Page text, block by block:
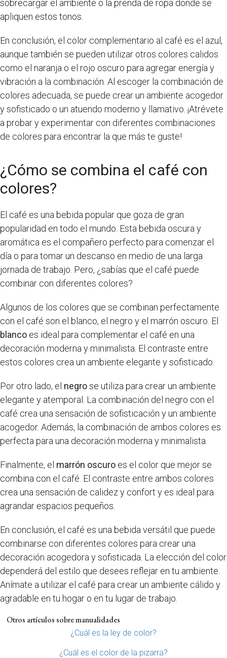
sobrecargar el ambiente o la prenda de ropa donde se
apliquen estos tonos.
En conclusión, el color complementario al café es el azul,
aunque también se pueden utilizar otros colores calidos
como el naranja o el rojo oscuro para agregar energía y
vibración a la combinación. Al escoger la combinación de
colores adecuada, se puede crear un ambiente acogedor
y sofisticado o un atuendo moderno y llamativo. ¡Atrévete
a probar y experimentar con diferentes combinaciones
de colores para encontrar la que más te guste!
¿Cómo se combina el café con
colores?
El café es una bebida popular que goza de gran
popularidad en todo el mundo. Esta bebida oscura y
aromática es el compañero perfecto para comenzar el
día o para tomar un descanso en medio de una larga
jornada de trabajo. Pero, ¿sabías que el café puede
combinar con diferentes colores?
Algunos de los colores que se combinan perfectamente
con el café son el blanco, el negro y el marrón oscuro. El
blanco es ideal para complementar el café en una
decoración moderna y minimalista. El contraste entre
estos colores crea un ambiente elegante y sofisticado.
Por otro lado, el negrose utiliza para crear un ambiente
elegante y atemporal. La combinación del negro con el
café crea una sensación de sofisticación y un ambiente
acogedor. Además, la combinación de ambos colores es
perfecta para una decoración moderna y minimalista.
Finalmente, el marrón oscuro es el color que mejor se
combina con el café. El contraste entre ambos colores
crea una sensación de calidez y confort y es ideal para
agrandar espacios pequeños.
En conclusión, el café es una bebida versátil que puede
combinarse con diferentes colores para crear una
decoración acogedora y sofisticada. La elección del color
dependerá del estilo que desees reflejar en tu ambiente.
Anímate a utilizar el café para crear un ambiente cálido y
agradable en tu hogar o en tu lugar de trabajo.
Otros artículos sobre manualidades
¿Cuál es la ley de color?
¿Cuál es el color de la pizarra?